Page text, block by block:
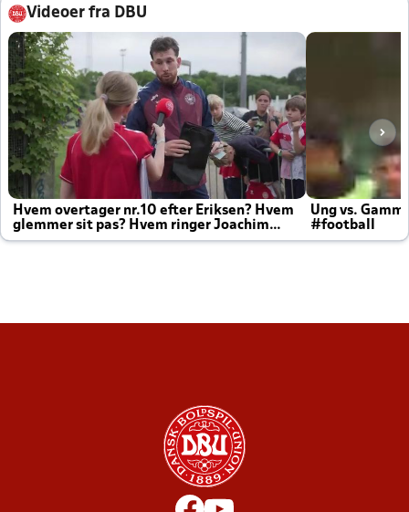
Videoer fra DBU
Hvem overtager nr.10 efter Eriksen? Hvem
glemmer sit pas? Hvem ringer Joachim
altid til efter kampe?
Ung vs.
#football